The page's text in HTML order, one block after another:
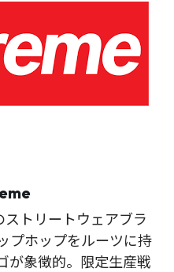
トリートウェアブラ
プホップをルーツに持
が象徴的。限定生産戦